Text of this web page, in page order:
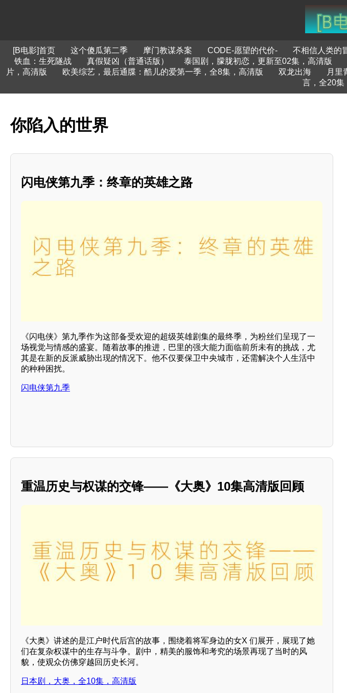
[B电影]首页 这个傻瓜第二季 摩门教谋杀案 CODE-愿望的代价- 不相信人类的
铁血：生死隧战
真假疑凶（普通话版） 泰国剧，朦胧初恋，更新至02集，高清版
片，高清版
欧美综艺，最后通牒：酷儿的爱第一季，全8集，高清版 双龙出海 月里
言，全20集
你陷入的世界
闪电侠第九季：终章的英雄之路
《闪电侠》第九季作为这部备受欢迎的超级英雄剧集的最终季，为粉丝们呈现了一
场视觉与情感的盛宴。随着故事的推进，巴里的强大能力面临前所未有的挑战，尤
其是在新的反派威胁出现的情况下。他不仅要保卫中央城市，还需解决个人生活中
的种种困扰。
闪电侠第九季
重温历史与权谋的交锋——《大奥》10集高清版回顾
《大奥》讲述的是江户时代后宫的故事，围绕着将军身边的女X 们展开，展现了她
们在复杂权谋中的生存与斗争。剧中，精美的服饰和考究的场景再现了当时的风
貌，使观众仿佛穿越回历史长河。
日本剧，大奥，全10集，高清版